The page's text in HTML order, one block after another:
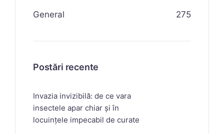
General 275
Postări recente
Invazia invizibilă: de ce vara
insectele apar chiar și în
locuințele impecabil de curate